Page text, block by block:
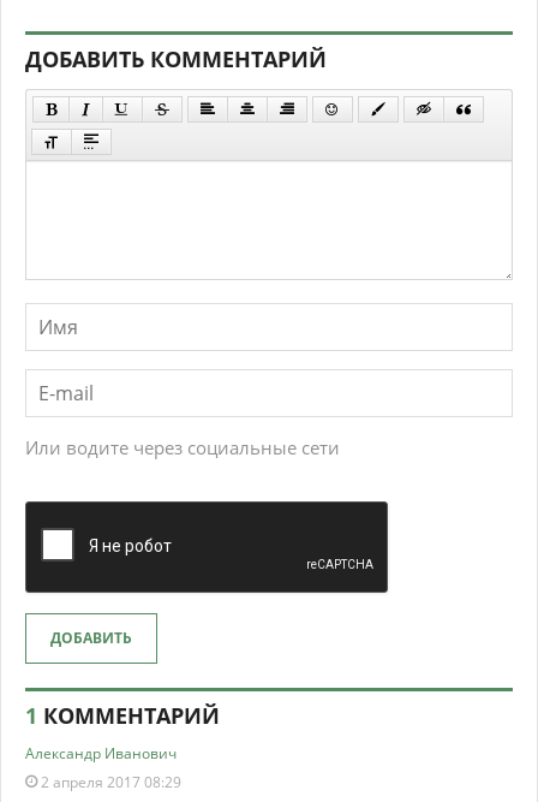
ДОБАВИТЬ КОММЕНТАРИЙ
Или водите через социальные сети
ДОБАВИТЬ
1 КОММЕНТАРИЙ
Александр Иванович
2 апреля 2017 08:29